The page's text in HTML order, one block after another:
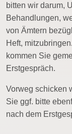
bitten wir darum,
Behandlungen,
von Ämtern
Heft,
kommen Sie
Erstgespräch.
Vorweg schicken
Sie ggf. bitte
nach dem